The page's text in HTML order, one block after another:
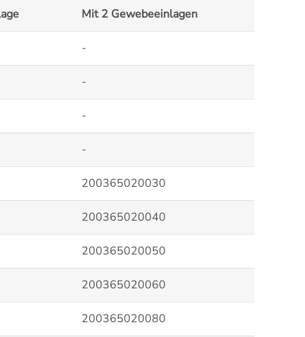
Mit 2 Gewebeeinlagen
-
-
-
-
200365020030
200365020040
200365020050
200365020060
200365020080